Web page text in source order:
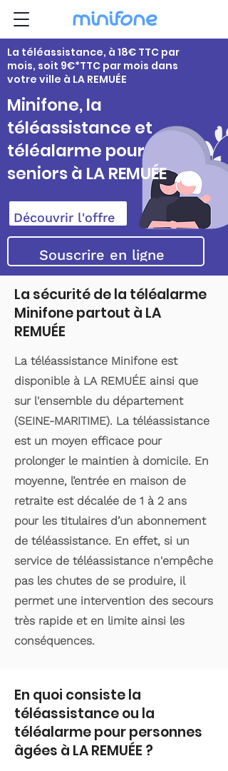
La téléassistance, à 18€ TTC par
mois, soit 9€*TTC par mois dans
votre ville à LA REMUÉE
Minifone, la
téléassistance et
téléalarme pour
seniors à LA REMUÉE
Découvrir l'offre
Souscrire en ligne
La sécurité de la téléalarme
Minifone partout à LA
REMUÉE
La téléassistance Minifone est
disponible à LA REMUÉE ainsi que
sur l'ensemble du département
(SEINE-MARITIME). La téléassistance
est un moyen efficace pour
prolonger le maintien à domicile. En
moyenne, l’entrée en maison de
retraite est décalée de 1 à 2 ans
pour les titulaires d’un abonnement
de téléassistance. En effet, si un
service de téléassistance n'empêche
pas les chutes de se produire, il
permet une intervention des secours
très rapide et en limite ainsi les
conséquences.
En quoi consiste la
téléassistance ou la
téléalarme pour personnes
âgées à LA REMUÉE ?